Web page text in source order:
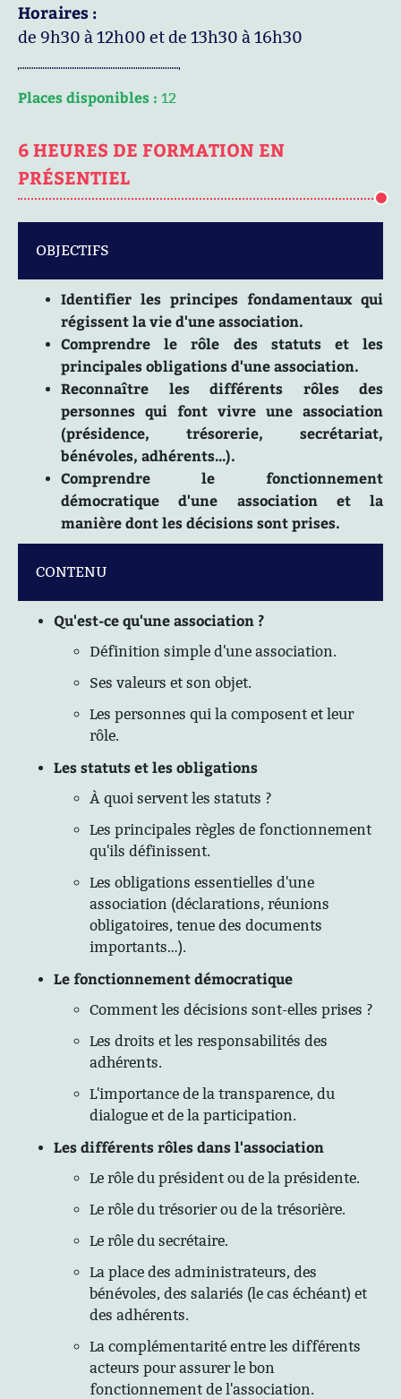
Horaires :
de 9h30 à 12h00 et de 13h30 à 16h30
Places disponibles : 12
6 HEURES DE FORMATION EN
PRÉSENTIEL
OBJECTIFS
Identifier les principes fondamentaux qui
régissent la vie d'une association.
Comprendre le rôle des statuts et les
principales obligations d'une association.
Reconnaître les différents rôles des
personnes qui font vivre une association
(présidence, trésorerie, secrétariat,
bénévoles, adhérents…).
Comprendre le fonctionnement
démocratique d'une association et la
manière dont les décisions sont prises.
CONTENU
Qu'est-ce qu'une association ?
Définition simple d'une association.
Ses valeurs et son objet.
Les personnes qui la composent et leur
rôle.
Les statuts et les obligations
À quoi servent les statuts ?
Les principales règles de fonctionnement
qu'ils définissent.
Les obligations essentielles d'une
association (déclarations, réunions
obligatoires, tenue des documents
importants…).
Le fonctionnement démocratique
Comment les décisions sont-elles prises ?
Les droits et les responsabilités des
adhérents.
L'importance de la transparence, du
dialogue et de la participation.
Les différents rôles dans l'association
Le rôle du président ou de la présidente.
Le rôle du trésorier ou de la trésorière.
Le rôle du secrétaire.
La place des administrateurs, des
bénévoles, des salariés (le cas échéant) et
des adhérents.
La complémentarité entre les différents
acteurs pour assurer le bon
fonctionnement de l'association.